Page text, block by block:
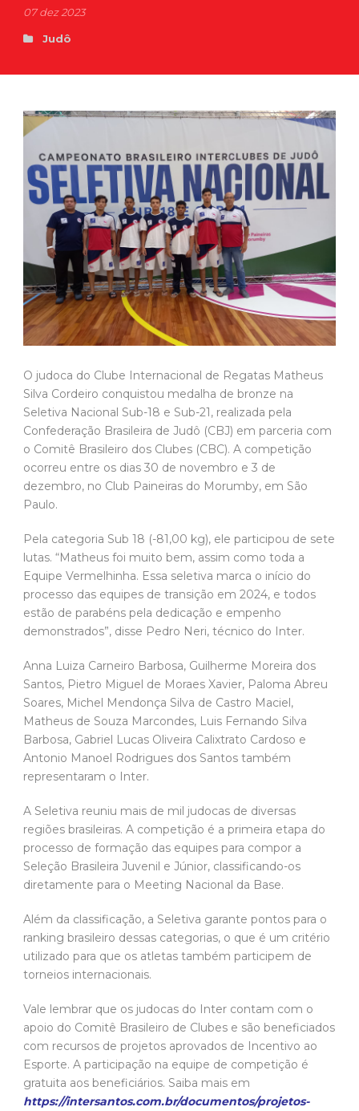
07 dez 2023
Judô
O judoca do Clube Internacional de Regatas Matheus
Silva Cordeiro conquistou medalha de bronze na
Seletiva Nacional Sub-18 e Sub-21, realizada pela
Confederação Brasileira de Judô (CBJ) em parceria com
o Comitê Brasileiro dos Clubes (CBC). A competição
ocorreu entre os dias 30 de novembro e 3 de
dezembro, no Club Paineiras do Morumby, em São
Paulo.
Pela categoria Sub 18 (-81,00 kg), ele participou de sete
lutas. “Matheus foi muito bem, assim como toda a
Equipe Vermelhinha. Essa seletiva marca o início do
processo das equipes de transição em 2024, e todos
estão de parabéns pela dedicação e empenho
demonstrados”, disse Pedro Neri, técnico do Inter.
Anna Luiza Carneiro Barbosa, Guilherme Moreira dos
Santos, Pietro Miguel de Moraes Xavier, Paloma Abreu
Soares, Michel Mendonça Silva de Castro Maciel,
Matheus de Souza Marcondes, Luis Fernando Silva
Barbosa, Gabriel Lucas Oliveira Calixtrato Cardoso e
Antonio Manoel Rodrigues dos Santos também
representaram o Inter.
A Seletiva reuniu mais de mil judocas de diversas
regiões brasileiras. A competição é a primeira etapa do
processo de formação das equipes para compor a
Seleção Brasileira Juvenil e Júnior, classificando-os
diretamente para o Meeting Nacional da Base.
Além da classificação, a Seletiva garante pontos para o
ranking brasileiro dessas categorias, o que é um critério
utilizado para que os atletas também participem de
torneios internacionais.
Vale lembrar que os judocas do Inter contam com o
apoio do Comitê Brasileiro de Clubes e são beneficiados
com recursos de projetos aprovados de Incentivo ao
Esporte. A participação na equipe de competição é
gratuita aos beneficiários. Saiba mais em
https://intersantos.com.br/documentos/projetos-